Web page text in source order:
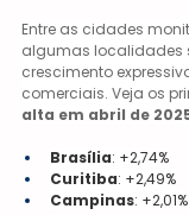
Entre as cidades
algumas localidades
crescimento
comerciais. Veja os
alta em abril de
Brasília: +2,74%
Curitiba: +2,49%
Campinas: +2,01%